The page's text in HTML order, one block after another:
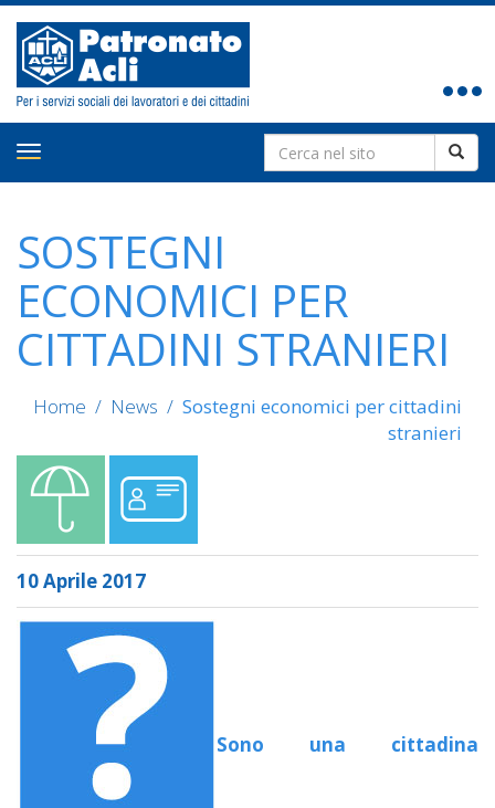
Toggle
Toggle
Search
for:
SOSTEGNI
ECONOMICI PER
CITTADINI STRANIERI
Home / News / Sostegni economici per cittadini
stranieri
10 Aprile 2017
Sono una cittadina